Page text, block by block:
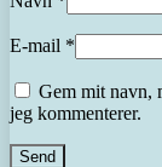
E-mail *
Gem mit navn,
jeg kommenterer.